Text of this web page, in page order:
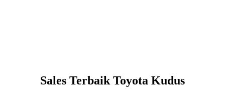
Sales Terbaik Toyota Kudus